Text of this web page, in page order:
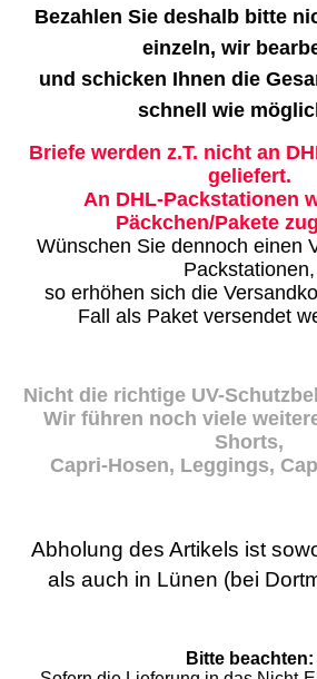
Bezahlen Sie deshalb bitte
einzeln, wir
und schicken Ihnen die
schnell wie
Briefe werden z.T. nicht an
geliefert.
An DHL-Packstationen
Päckchen/Pakete
Wünschen Sie dennoch einen
Packstationen,
so erhöhen sich die
Fall als Paket versendet
Nicht die richtige UV-
Wir führen noch viele
Shorts,
Capri-Hosen, Leggings,
Abholung des Artikels ist
als auch in Lünen (bei
Bitte beachten: